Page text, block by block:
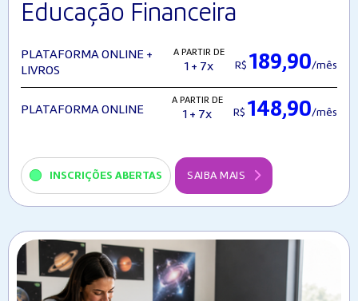
Educação Financeira
PLATAFORMA ONLINE +
LIVROS
A PARTIR DE
1 + 7x R$ 189,90/mês
PLATAFORMA ONLINE
A PARTIR DE
1 + 7x R$ 148,90/mês
INSCRIÇÕES ABERTAS SAIBA MAIS